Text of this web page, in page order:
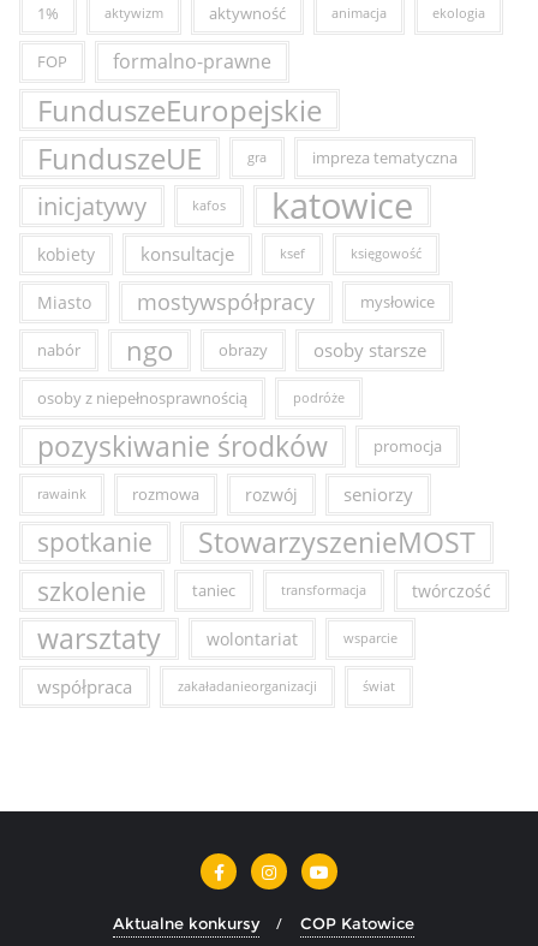
1% aktywizm aktywność animacja ekologia
FOP formalno-prawne
FunduszeEuropejskie
FunduszeUE
gra impreza tematyczna
inicjatywy kafos katowice
kobiety konsultacje ksef księgowość
Miasto mostywspółpracy mysłowice
nabór ngo obrazy osoby starsze
osoby z niepełnosprawnością podróże
pozyskiwanie środków promocja
rawaink rozmowa rozwój seniorzy
spotkanie StowarzyszenieMOST
szkolenie taniec transformacja twórczość
warsztaty wolontariat wsparcie
współpraca zakaładanieorganizacji świat
Aktualne konkursy
COP Katowice